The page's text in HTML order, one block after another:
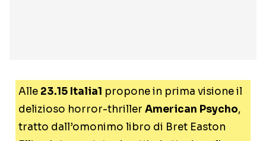
Alle 23.15 Italia1 propone in prima visione il
delizioso horror-thriller American Psycho,
tratto dall’omonimo libro di Bret Easton